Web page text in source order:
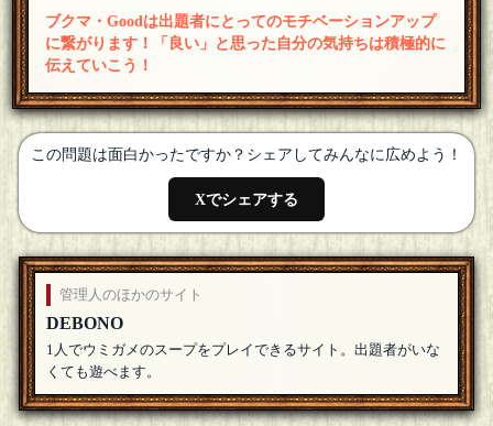
タコ助[☆さうざんど！]
参加します。よろしくお願いします
ヒガシ丸子
参加させてください！[18年08月21日 21:28]
カーマイン先生 [☆2018良いお年を]
OUTISさん、早い…！！よろしくお願いいたします！
OUTIS
参加させてもらうヨ[18年08月21日 21:22]
ブクマ・Goodは出題者にとってのモチベーションアップ
に繋がります！「良い」と思った自分の気持ちは積極的に
伝えていこう！
この問題は面白かったですか？シェアしてみんなに広めよう！
Xでシェアする
管理人のほかのサイト
DEBONO
1人でウミガメのスープをプレイできるサイト。出題者がいな
くても遊べます。